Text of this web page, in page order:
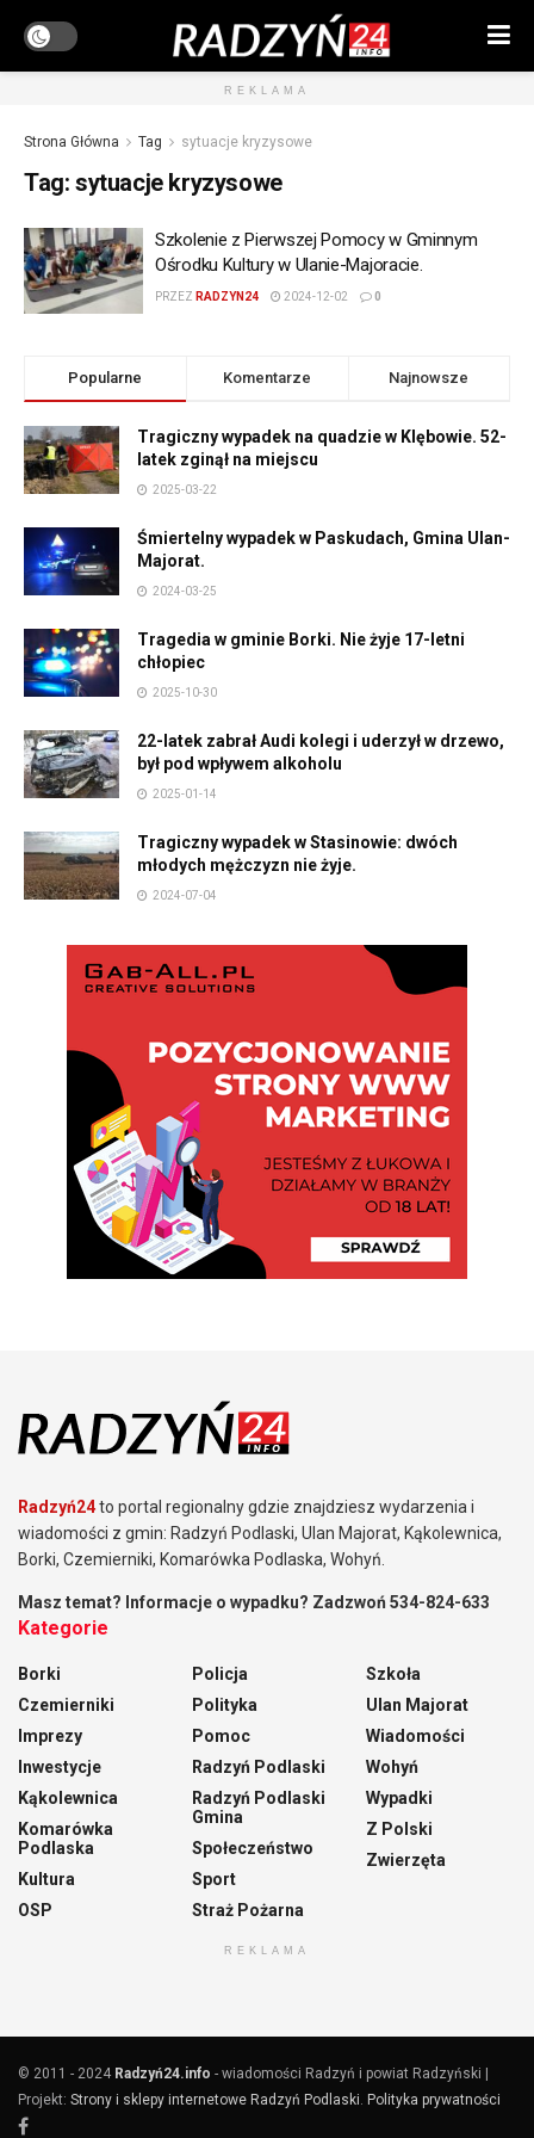
REKLAMA
Strona Główna Tag sytuacje kryzysowe
Tag: sytuacje kryzysowe
Szkolenie z Pierwszej Pomocy w Gminnym
Ośrodku Kultury w Ulanie-Majoracie.
PRZEZ RADZYN24 2024-12-02 0
Popularne Komentarze Najnowsze
Tragiczny wypadek na quadzie w Klębowie. 52-
latek zginął na miejscu
2025-03-22
Śmiertelny wypadek w Paskudach, Gmina Ulan-
Majorat.
2024-03-25
Tragedia w gminie Borki. Nie żyje 17-letni
chłopiec
2025-10-30
22-latek zabrał Audi kolegi i uderzył w drzewo,
był pod wpływem alkoholu
2025-01-14
Tragiczny wypadek w Stasinowie: dwóch
młodych mężczyzn nie żyje.
2024-07-04
Radzyń24to portal regionalny gdzie znajdziesz wydarzenia i
wiadomości z gmin: Radzyń Podlaski, Ulan Majorat, Kąkolewnica,
Borki, Czemierniki, Komarówka Podlaska, Wohyń.
Masz temat? Informacje o wypadku? Zadzwoń 534-824-633
Kategorie
Borki
Czemierniki
Imprezy
Inwestycje
Kąkolewnica
Komarówka
Podlaska
Kultura
OSP
Policja
Polityka
Pomoc
Radzyń Podlaski
Radzyń Podlaski
Gmina
Społeczeństwo
Sport
Straż Pożarna
Szkoła
Ulan Majorat
Wiadomości
Wohyń
Wypadki
Z Polski
Zwierzęta
REKLAMA
© 2011 - 2024 Radzyń24.info - wiadomości Radzyń i powiat Radzyński |
Projekt: Strony i sklepy internetowe Radzyń Podlaski Polityka prywatności